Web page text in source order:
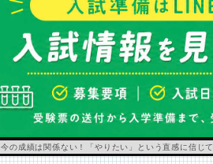
今の成績は関係ない！「やりたい」という直感に信じて